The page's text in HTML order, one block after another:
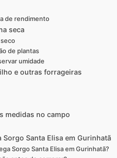
de rendimento
seca
de plantas
umidade
e outras forrageiras
medidas no campo
Sorgo Santa Elisa em Gurinhatã
Sorgo Santa Elisa em Gurinhatã?